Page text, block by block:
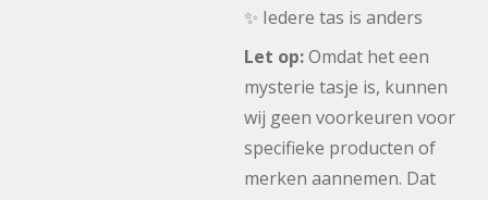
✨ Iedere tas is anders
Let op:Omdat het een
mysterie tasje is, kunnen
wij geen voorkeuren voor
specifieke producten of
merken aannemen. Dat